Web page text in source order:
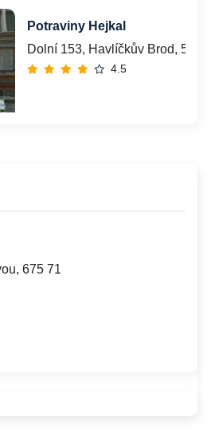
Potraviny Hejkal
Dolní 153, Havlíčkův Brod, 580
4.5
675 71